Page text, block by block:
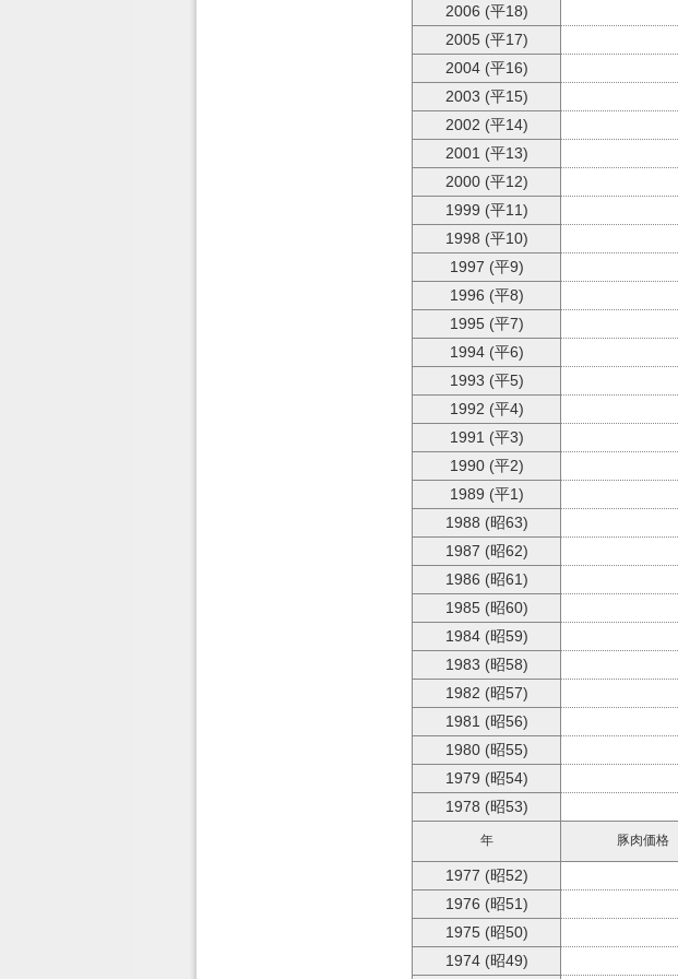
2006 (平18)
2005 (平17)
2004 (平16)
2003 (平15)
2002 (平14)
2001 (平13)
2000 (平12)
1999 (平11)
1998 (平10)
1997 (平9)
1996 (平8)
1995 (平7)
1994 (平6)
1993 (平5)
1992 (平4)
1991 (平3)
1990 (平2)
1989 (平1)
1988 (昭63)
1987 (昭62)
1986 (昭61)
1985 (昭60)
1984 (昭59)
1983 (昭58)
1982 (昭57)
1981 (昭56)
1980 (昭55)
1979 (昭54)
1978 (昭53)
年 豚肉価格
1977 (昭52)
1976 (昭51)
1975 (昭50)
1974 (昭49)